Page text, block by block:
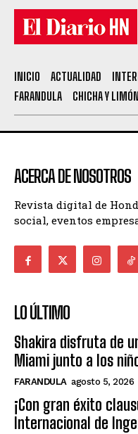
INICIO ACTUALIDAD
FARANDULA
CHICHA Y LIMÓN
ACERCA DE NOSOTROS
Revista digital de
social, eventos
LO ÚLTIMO
Shakira disfruta de
Miami junto a los
FARANDULA agosto 5, 2026
¡Con gran éxito
Internacional de